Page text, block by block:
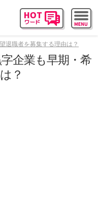
退職者を募集する理由は？
企業も早期・希
？